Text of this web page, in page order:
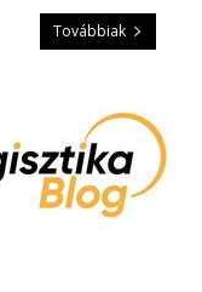
Továbbiak